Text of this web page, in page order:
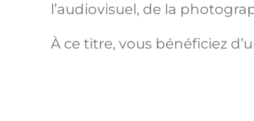
l’audiovisuel, de la
À ce titre, vous bénéficiez